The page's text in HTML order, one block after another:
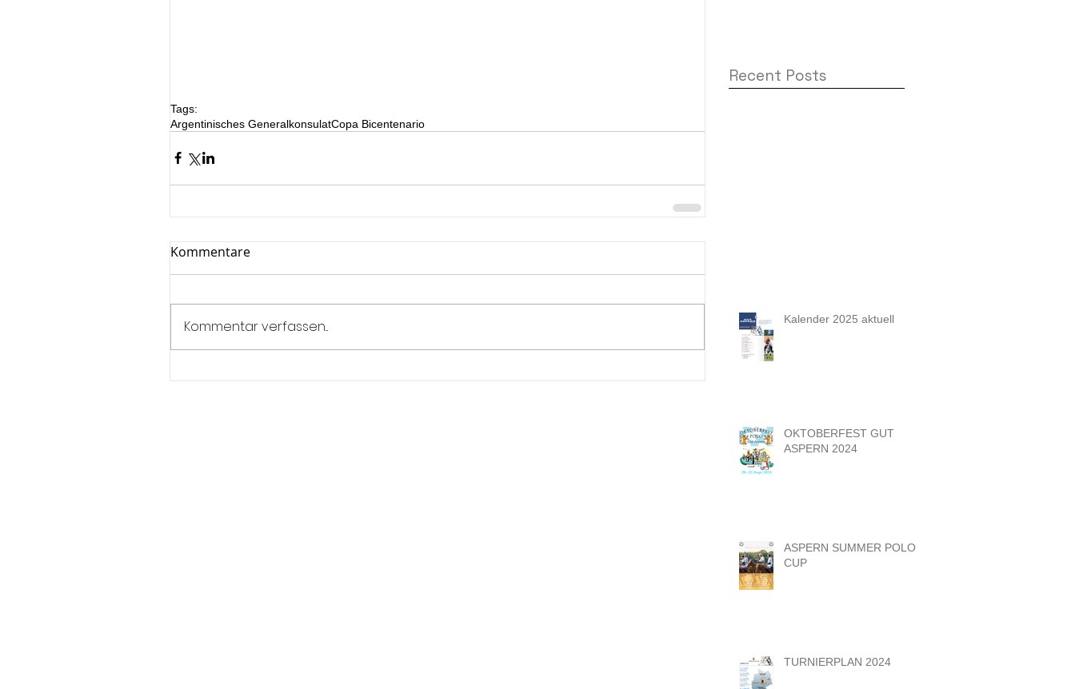
Tags:
Argentinisches GeneralkonsulatCopa Bicentenario
Kommentare
Kommentar verfassen...
Recent Posts
Kalender 2025 aktuell
OKTOBERFEST GUT
ASPERN 2024
ASPERN SUMMER POLO
CUP
TURNIERPLAN 2024